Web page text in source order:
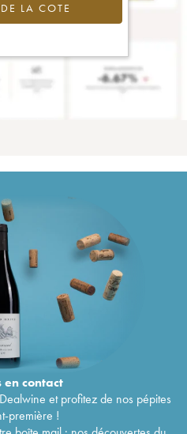
LA COTE
encontact
et profitez de nos pépites
première !